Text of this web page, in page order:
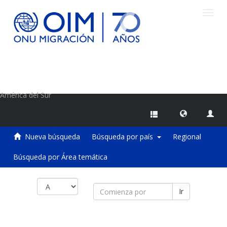
América del Sur
Nueva búsqueda Búsqueda por país Regional
Búsqueda por Área temática
Ir